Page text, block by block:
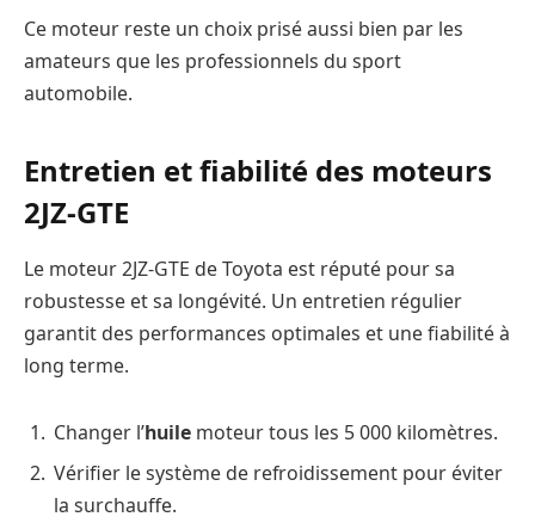
Ce moteur reste un choix prisé aussi bien par les
amateurs que les professionnels du sport
automobile.
Entretien et fiabilité des moteurs
2JZ-GTE
Le moteur 2JZ-GTE de Toyota est réputé pour sa
robustesse et sa longévité. Un entretien régulier
garantit des performances optimales et une fiabilité à
long terme.
Changer l’huile moteur tous les 5 000 kilomètres.
Vérifier le système de refroidissement pour éviter
la surchauffe.